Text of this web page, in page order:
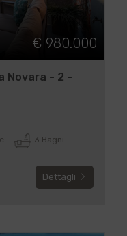
€ 980.000
Novara - 2 -
3 Bagni
Dettagli